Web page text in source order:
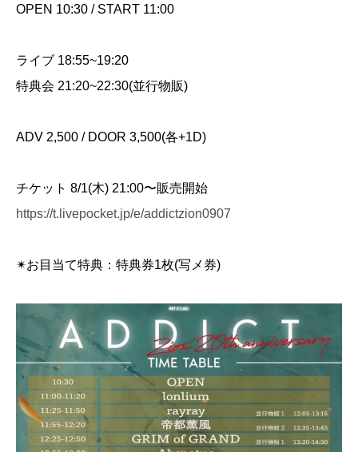
OPEN 10:30 / START 11:00
ライブ 18:55~19:20
特典会 21:20~22:30(並行物販)
ADV 2,500 / DOOR 3,500(各+1D)
チケット 8/1(木) 21:00〜販売開始
https://t.livepocket.jp/e/addictzion0907
✴︎お目当て特典：特典券1枚(写メ券)